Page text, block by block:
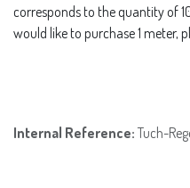
corresponds to the quantity of
would like to purchase 1 meter,
Internal Reference: Tuch-